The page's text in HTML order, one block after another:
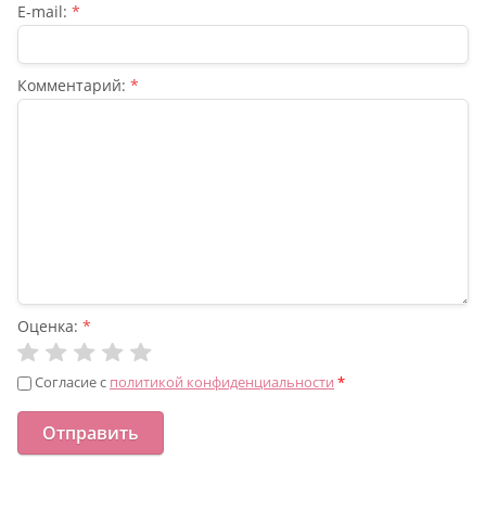
E-mail: *
Комментарий: *
Оценка: *
Согласие с политикой конфиденциальности *